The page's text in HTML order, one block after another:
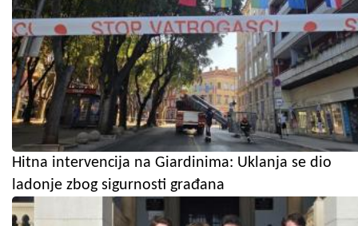
Hitna intervencija na Giardinima: Uklanja se dio
ladonje zbog sigurnosti građana